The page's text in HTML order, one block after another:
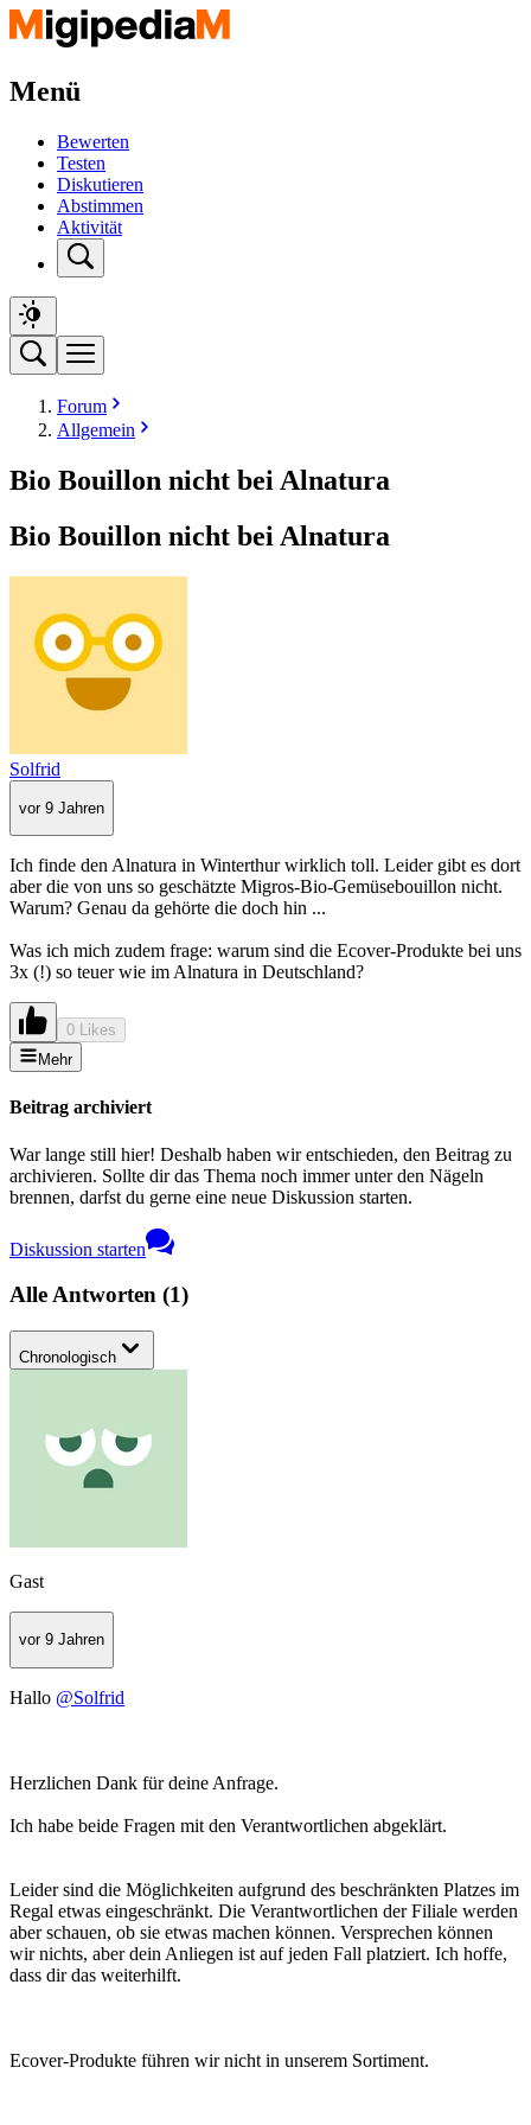
Menü
Bewerten
Testen
Diskutieren
Abstimmen
Aktivität
Forum
Allgemein
Bio Bouillon nicht bei Alnatura
Bio Bouillon nicht bei Alnatura
Solfrid
vor 9 Jahren
Ich finde den Alnatura in Winterthur wirklich toll. Leider gibt es dort
aber die von uns so geschätzte Migros-Bio-Gemüsebouillon nicht.
Warum? Genau da gehörte die doch hin ...
Was ich mich zudem frage: warum sind die Ecover-Produkte bei uns
3x (!) so teuer wie im Alnatura in Deutschland?
0 Likes
Mehr
Beitrag archiviert
War lange still hier! Deshalb haben wir entschieden, den Beitrag zu
archivieren. Sollte dir das Thema noch immer unter den Nägeln
brennen, darfst du gerne eine neue Diskussion starten.
Diskussion starten
Alle Antworten (1)
Chronologisch
Gast
vor 9 Jahren
Hallo @Solfrid
Herzlichen Dank für deine Anfrage.
Ich habe beide Fragen mit den Verantwortlichen abgeklärt.
Leider sind die Möglichkeiten aufgrund des beschränkten Platzes im
Regal etwas eingeschränkt. Die Verantwortlichen der Filiale werden
aber schauen, ob sie etwas machen können. Versprechen können
wir nichts, aber dein Anliegen ist auf jeden Fall platziert. Ich hoffe,
dass dir das weiterhilft.
Ecover-Produkte führen wir nicht in unserem Sortiment.